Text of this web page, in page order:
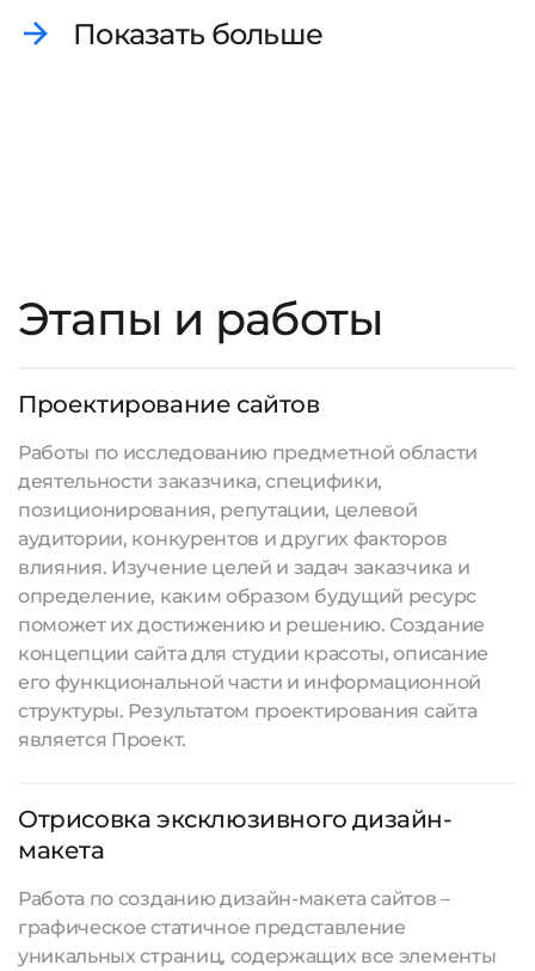
Показать больше
Этапы и работы
Проектирование сайтов
Работы по исследованию предметной области
деятельности заказчика, специфики,
позиционирования, репутации, целевой
аудитории, конкурентов и других факторов
влияния. Изучение целей и задач заказчика и
определение, каким образом будущий ресурс
поможет их достижению и решению. Создание
концепции сайта для студии красоты, описание
его функциональной части и информационной
структуры. Результатом проектирования сайта
является Проект.
Отрисовка эксклюзивного дизайн-
макета
Работа по созданию дизайн-макета сайтов –
графическое статичное представление
уникальных страниц, содержащих все элементы